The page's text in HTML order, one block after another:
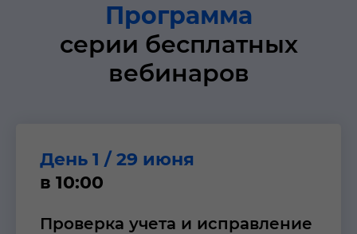
Программа
серии бесплатных
вебинаров
День 1 / 29 июня
в 10:00
Проверка учета и исправление